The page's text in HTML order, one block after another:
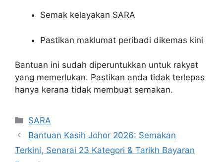
Semak kelayakan SARA
Pastikan maklumat peribadi dikemas kini
Bantuan ini sudah diperuntukkan untuk rakyat
yang memerlukan. Pastikan anda tidak terlepas
hanya kerana tidak membuat semakan.
Categories
SARA
Bantuan Kasih Johor 2026: Semakan
Terkini, Senarai 23 Kategori & Tarikh Bayaran